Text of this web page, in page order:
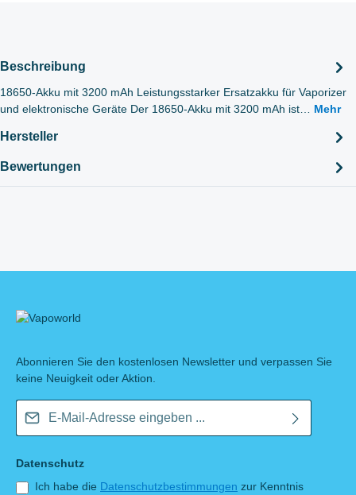
Beschreibung
18650-Akku mit 3200 mAh Leistungsstarker Ersatzakku für Vaporizer
und elektronische Geräte Der 18650-Akku mit 3200 mAh ist… Mehr
Hersteller
Bewertungen
Abonnieren Sie den kostenlosen Newsletter und verpassen Sie
keine Neuigkeit oder Aktion.
Datenschutz
Ich habe die Datenschutzbestimmungen zur Kenntnis